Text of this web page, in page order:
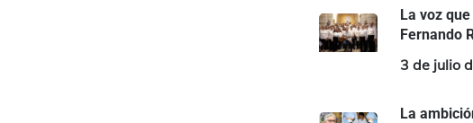
La voz
Fernando
3 de julio
La